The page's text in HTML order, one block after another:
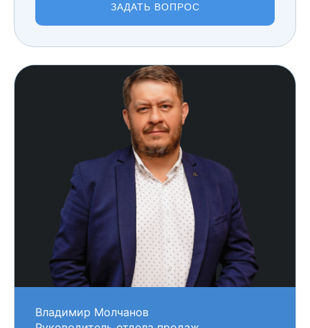
ЗАДАТЬ ВОПРОС
Владимир Молчанов